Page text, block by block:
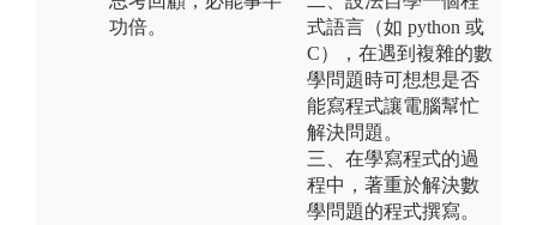
功倍。
式語言（如 python 或
C），在遇到複雜的數
學問題時可想想是否
能寫程式讓電腦幫忙
解決問題。
三、在學寫程式的過
程中，著重於解決數
學問題的程式撰寫。